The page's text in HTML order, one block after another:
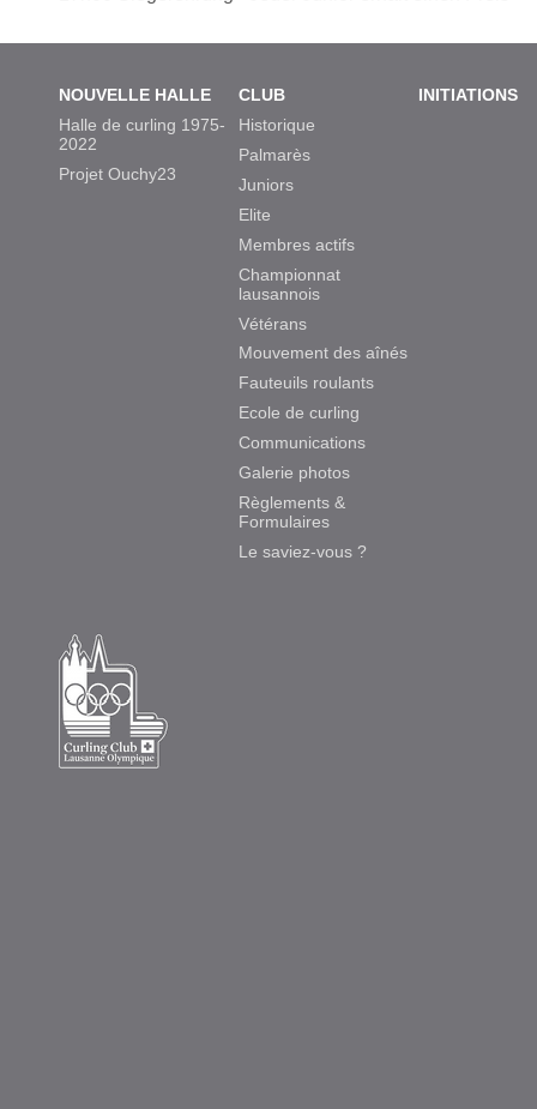
NOUVELLE HALLE
Halle de curling 1975-
2022
Projet Ouchy23
CLUB
Historique
Palmarès
Juniors
Elite
Membres actifs
Championnat
lausannois
Vétérans
Mouvement des aînés
Fauteuils roulants
Ecole de curling
Communications
Galerie photos
Règlements &
Formulaires
Le saviez-vous ?
INITIATIONS